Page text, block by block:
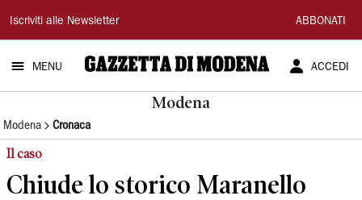
Gazzetta
di
Modena
Iscriviti alle Newsletter ABBONATI
MENU ACCEDI
Modena
Modena Cronaca
Il caso
Chiude lo storico Maranello